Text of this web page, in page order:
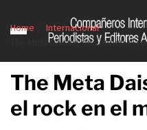
Home
Internacional
The Meta Daisies encienden el
The Meta
el rock en el